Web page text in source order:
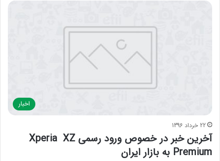
اخبار
22 خرداد 1396
آخرین خبر در خصوص ورود رسمی Xperia XZ
Premium به بازار ایران